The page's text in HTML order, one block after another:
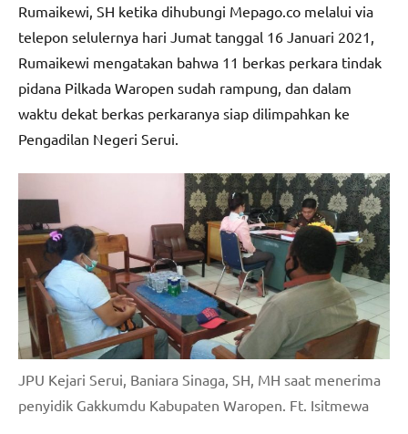
Rumaikewi, SH ketika dihubungi Mepago.co melalui via
telepon selulernya hari Jumat tanggal 16 Januari 2021,
Rumaikewi mengatakan bahwa 11 berkas perkara tindak
pidana Pilkada Waropen sudah rampung, dan dalam
waktu dekat berkas perkaranya siap dilimpahkan ke
Pengadilan Negeri Serui.
JPU Kejari Serui, Baniara Sinaga, SH, MH saat menerima
penyidik Gakkumdu Kabupaten Waropen. Ft. Isitmewa